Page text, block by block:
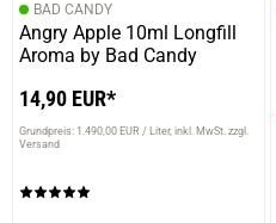
BAD CANDY
Angry Apple 10ml Longfill
Aroma by Bad Candy
14,90 EUR*
Grundpreis: 1.490,00 EUR / Liter inkl. MwSt. zzgl.
Versand